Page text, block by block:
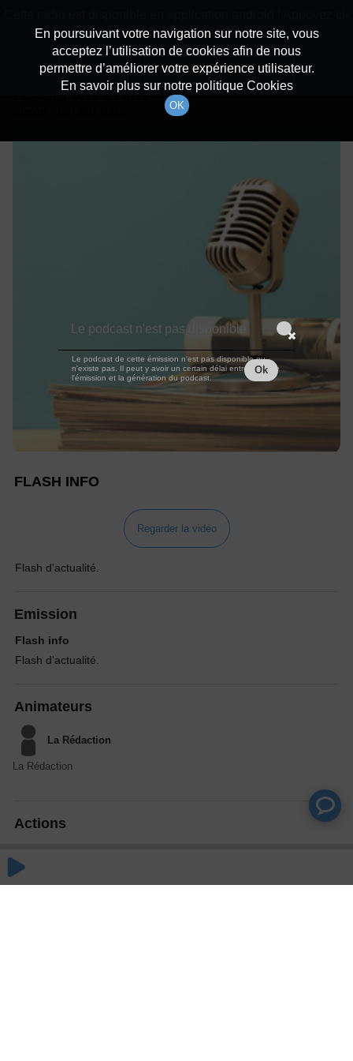
Détails De L'épisode
à 19h59
FLASH INFO
Regarder la vidéo
Flash d'actualité.
Emission
Flash info
Flash d'actualité.
Animateurs
La Rédaction
La Rédaction
Actions
En poursuivant votre navigation sur notre site, vous
acceptez l’utilisation de cookies afin de nous
permettre d’améliorer votre expérience utilisateur.
En savoir plus sur notre politique Cookies
OK
dessous pour l'installer.
Non merci Télécharger l'application
Le podcast n'est pas disponible
Le podcast de cette émission n'est pas disponible ou
n'existe pas. Il peut y avoir un certain délai entre la fin de
l'émission et la génération du podcast.
Ok